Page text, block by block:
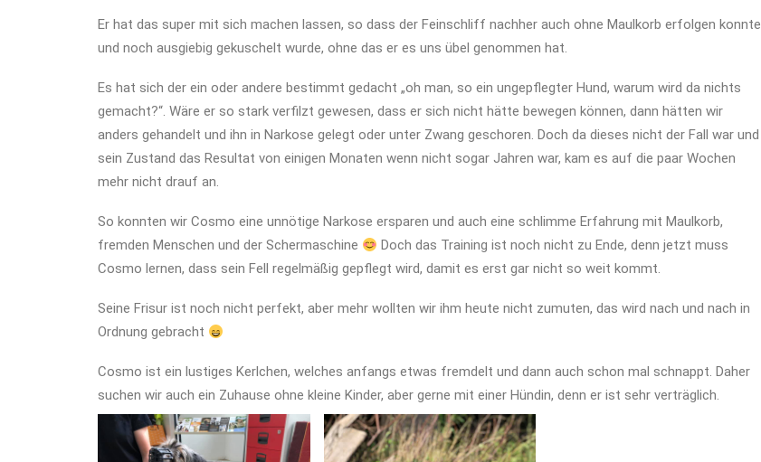
Er hat das super mit sich machen lassen, so dass der Feinschliff nachher auch ohne Maulkorb erfolgen konnte
und noch ausgiebig gekuschelt wurde, ohne das er es uns übel genommen hat.
Es hat sich der ein oder andere bestimmt gedacht „oh man, so ein ungepflegter Hund, warum wird da nichts
gemacht?“. Wäre er so stark verfilzt gewesen, dass er sich nicht hätte bewegen können, dann hätten wir
anders gehandelt und ihn in Narkose gelegt oder unter Zwang geschoren. Doch da dieses nicht der Fall war und
sein Zustand das Resultat von einigen Monaten wenn nicht sogar Jahren war, kam es auf die paar Wochen
mehr nicht drauf an.
So konnten wir Cosmo eine unnötige Narkose ersparen und auch eine schlimme Erfahrung mit Maulkorb,
fremden Menschen und der Schermaschine
Doch das Training ist noch nicht zu Ende, denn jetzt muss
Cosmo lernen, dass sein Fell regelmäßig gepflegt wird, damit es erst gar nicht so weit kommt.
Seine Frisur ist noch nicht perfekt, aber mehr wollten wir ihm heute nicht zumuten, das wird nach und nach in
Ordnung gebracht
Cosmo ist ein lustiges Kerlchen, welches anfangs etwas fremdelt und dann auch schon mal schnappt. Daher
suchen wir auch ein Zuhause ohne kleine Kinder, aber gerne mit einer Hündin, denn er ist sehr verträglich.